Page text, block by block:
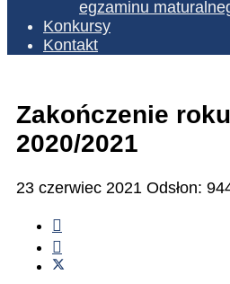
egzaminu
Konkursy
Kontakt
Zakończenie
2020/2021
23 czerwiec 2021 Odsłon: